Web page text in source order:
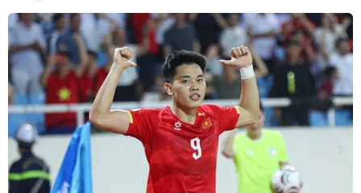
#Ngân sách #Đầu tư công
#Tài chính
TP. Cần Thơ
Hà Giang
Tuyên Quang
Vĩnh Long